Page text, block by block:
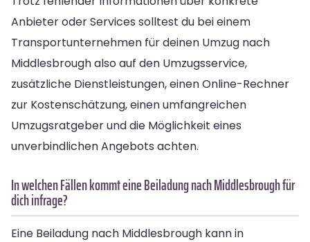
Anbieter oder Services solltest du bei einem
Transportunternehmen für deinen Umzug nach
Middlesbrough also auf den Umzugsservice,
zusätzliche Dienstleistungen, einen Online-Rechner
zur Kostenschätzung, einen umfangreichen
Umzugsratgeber und die Möglichkeit eines
unverbindlichen Angebots achten.
In welchen Fällen kommt eine Beiladung nach Middlesbrough für
dich infrage?
Eine Beiladung nach Middlesbrough kann in